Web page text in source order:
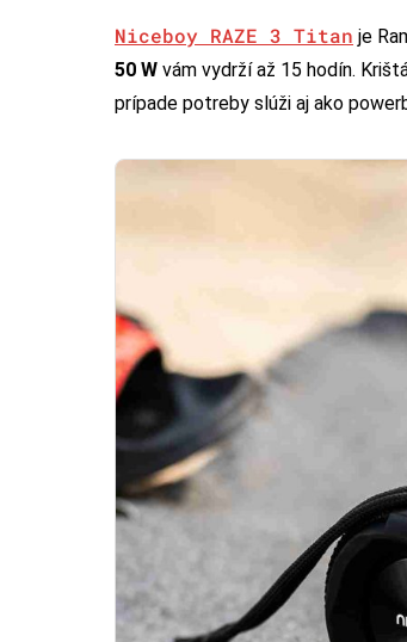
Niceboy RAZE 3 Titan je
50 W vám vydrží až 15 hodín.
prípade potreby slúži aj ako